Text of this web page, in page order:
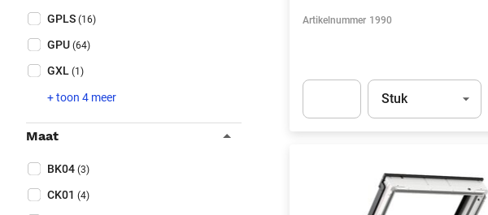
GPLS (16)
GPU (64)
GXL (1)
+ toon 4 meer
Maat
Maat (Optioneel)
BK04 (3)
CK01 (4)
Artikelnummer 1990
Eenheid
Stuk